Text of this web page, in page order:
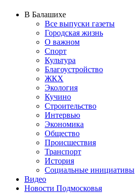
В Балашихе
Все выпуски газеты
Городская жизнь
О важном
Спорт
Культура
Благоустройство
ЖКХ
Экология
Кучино
Строительство
Интервью
Экономика
Общество
Происшествия
Транспорт
История
Социальные инициативы
Видео
Новости Подмосковья